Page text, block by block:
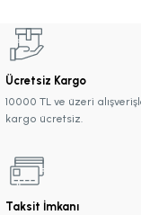
Ücretsiz Kargo
10000 TL ve üzeri
kargo ücretsiz.
Taksit İmkanı